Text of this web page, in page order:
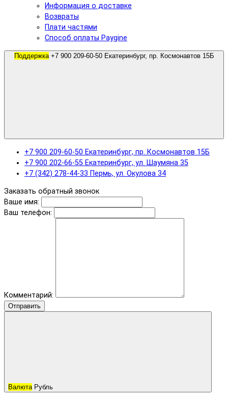
Информация о доставке
Возвраты
Плати частями
Способ оплаты Paygine
Поддержка
+7 900 209-60-50 Екатеринбург, пр. Космонавтов 15Б
+7 900 202-66-55 Екатеринбург, ул. Шаумяна 35
+7 (342) 278-44-33 Пермь, ул. Окулова 34
Заказать обратный звонок
Ваше имя:
Ваш телефон:
Комментарий:
Отправить
Валюта Рубль